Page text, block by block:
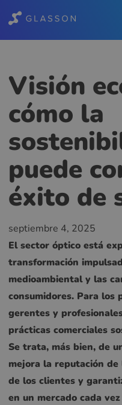
Visión
cómo la
puede
éxito de
septiembre 4, 2025
El sector óptico está
transformación
medioambiental y las
consumidores. Para los
gerentes y
prácticas comerciales
Se trata, más bien, de
mejora la reputación
de los clientes y
en un mercado cada